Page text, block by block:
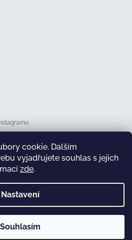
cookie. Dalším
vyjadřujete souhlas s jejich
zde.
Nastavení
Souhlasím
test
2026Honsová shop
vyhrazena.